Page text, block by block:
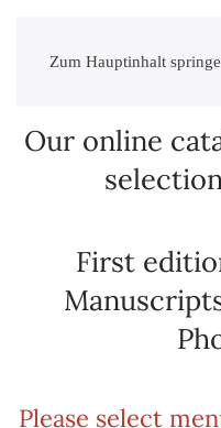
Zum Hauptinhalt
Our online
First
Please select